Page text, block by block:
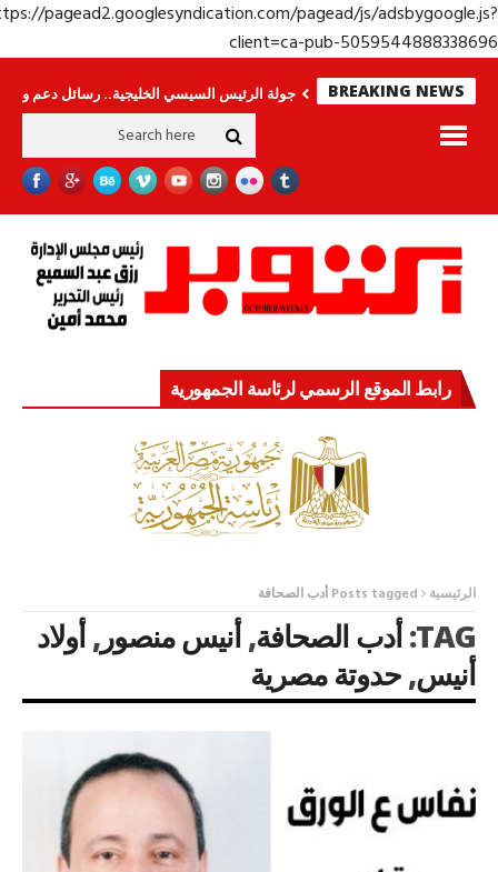
https://pagead2.googlesyndication.com/pagead/js/
client=ca-pub-
BREAKING NEWS
وحراس لا ينامون جولة الرئيس السيسي الخليجية.. رسائل دعم وتضامن
رابط الموقع الرسمي لرئاسة الجمهورية
الرئيسية Posts tagged أدب الصحافة
TAG: أدب الصحافة,أنيس منصور,أولاد
أنيس,حدوتة مصرية